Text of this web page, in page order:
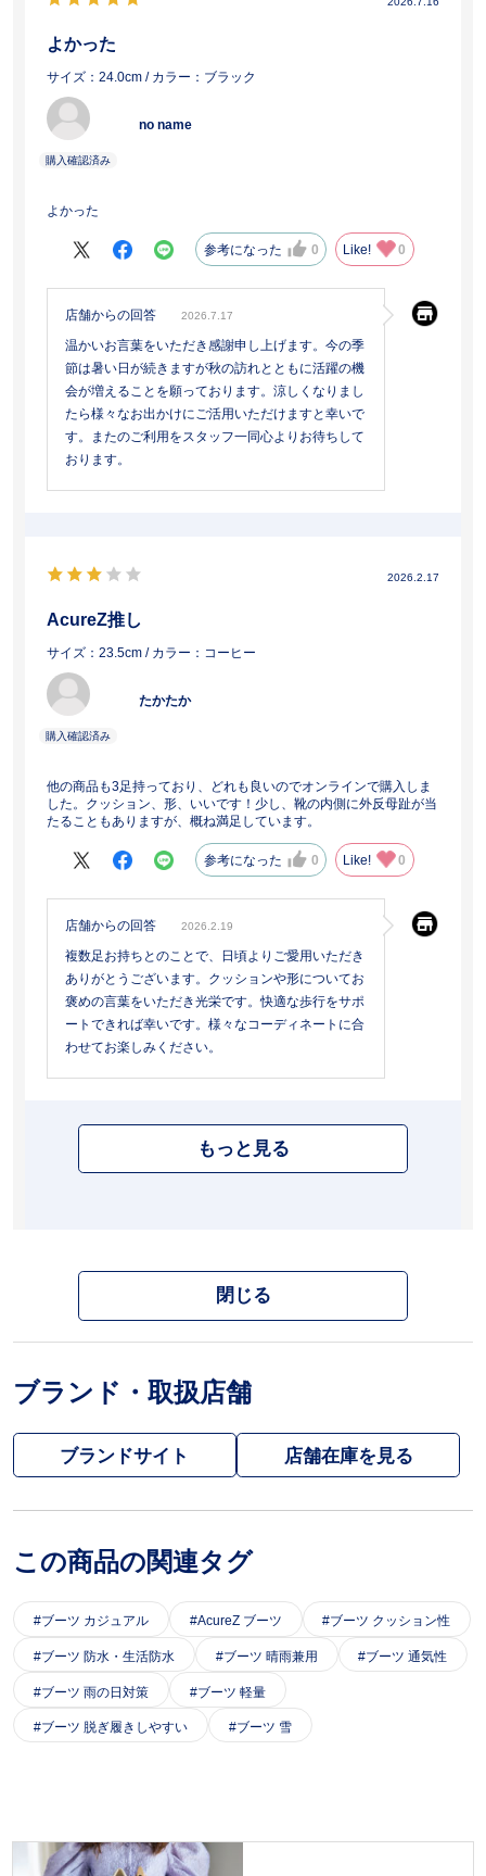
よかった
サイズ：24.0cm / カラー：ブラック
no name
よかった
参考になった 0 Like! 0
店舗からの回答 2026.7.17
温かいお言葉をいただき感謝申し上げます。今の季
節は暑い日が続きますが秋の訪れとともに活躍の機
会が増えることを願っております。涼しくなりまし
たら様々なお出かけにご活用いただけますと幸いで
す。またのご利用をスタッフ一同心よりお待ちして
おります。
2026.2.17
AcureZ推し
サイズ：23.5cm / カラー：コーヒー
たかたか
他の商品も3足持っており、どれも良いのでオンラインで購入しま
した。クッション、形、いいです！少し、靴の内側に外反母趾が当
たることもありますが、概ね満足しています。
参考になった 0 Like! 0
店舗からの回答 2026.2.19
複数足お持ちとのことで、日頃よりご愛用いただき
ありがとうございます。クッションや形についてお
褒めの言葉をいただき光栄です。快適な歩行をサポ
ートできれば幸いです。様々なコーディネートに合
わせてお楽しみください。
もっと見る
閉じる
ブランド・取扱店舗
ブランドサイト
この商品の関連タグ
ブーツ カジュアル AcureZ ブーツ ブーツ クッション性
ブーツ 防水・生活防水 ブーツ 晴雨兼用 ブーツ 通気性
ブーツ 雨の日対策 ブーツ 軽量
ブーツ 脱ぎ履きしやすい ブーツ 雪